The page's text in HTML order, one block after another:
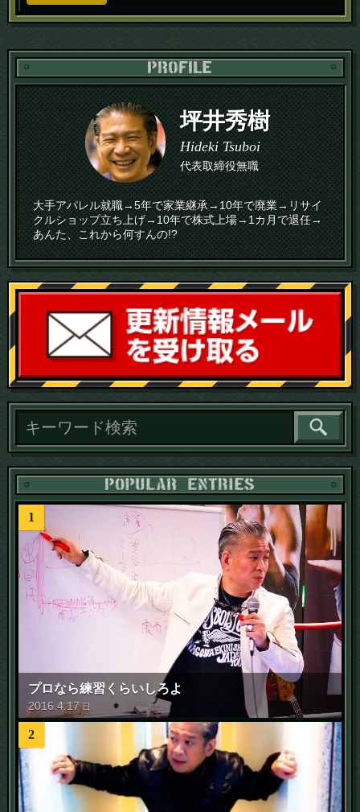
坪井秀樹
Hideki Tsuboi
代表取締役無職
大手アパレル就職→5年で家業継承→10年で廃業→リサイ
クルショップ立ち上げ→10年で株式上場→1カ月で退任→
あんた、これから何すんの!?
読
1
プロなら練習くらいしろよ
2016 .4.17 日
2